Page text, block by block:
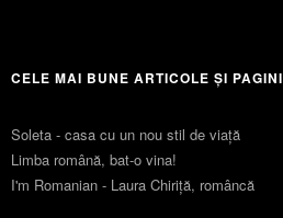
CELE MAI BUNE ARTICOLE ȘI PAGINI
Soleta - casa cu un nou stil de viaţă
Limba română, bat-o vina!
I'm Romanian - Laura Chiriță, româncă